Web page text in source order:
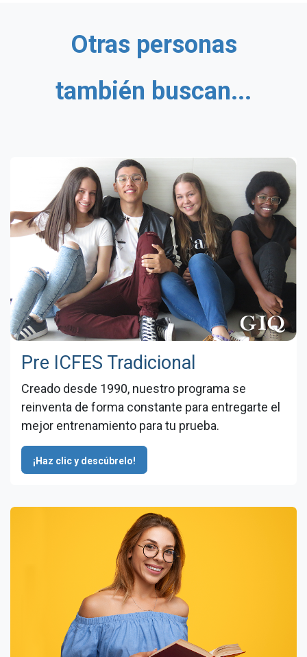
Otras personas
también buscan...
Pre ICFES Tradicional
Creado desde 1990, nuestro programa se
reinventa de forma constante para entregarte el
mejor entrenamiento para tu prueba.
¡Haz clic y descúbrelo!